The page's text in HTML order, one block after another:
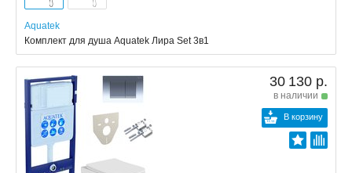
Aquatek
Комплект для душа Aquatek Лира Set 3в1
30 130 р.
в наличии
В корзину